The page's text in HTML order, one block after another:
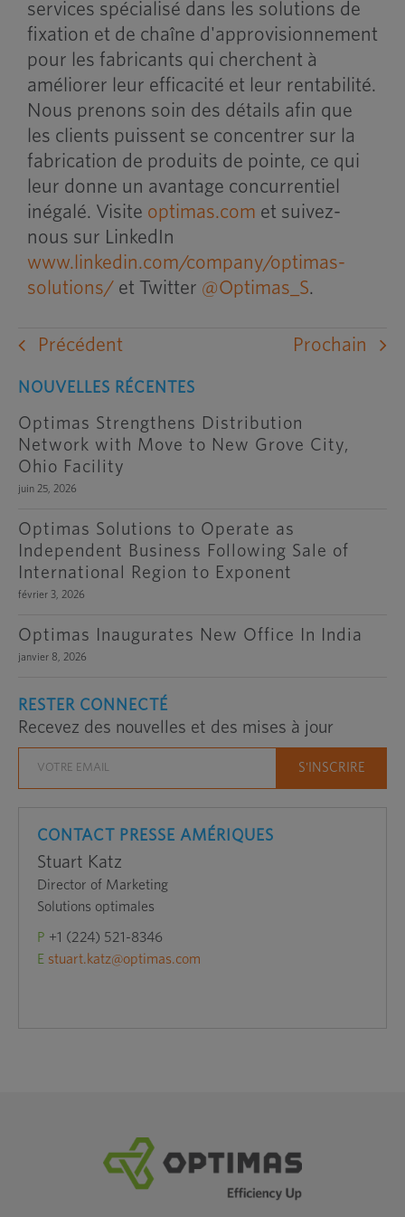
services spécialisé dans les solutions de
fixation et de chaîne d'approvisionnement
pour les fabricants qui cherchent à
améliorer leur efficacité et leur rentabilité.
Nous prenons soin des détails afin que
les clients puissent se concentrer sur la
fabrication de produits de pointe, ce qui
leur donne un avantage concurrentiel
inégalé. Visite optimas.com et suivez-
nous sur LinkedIn
www.linkedin.com/company/optimas-
solutions/et Twitter @Optimas_S.
Précédent Prochain
NOUVELLES RÉCENTES
Optimas Strengthens Distribution
Network with Move to New Grove City,
Ohio Facility
juin 25, 2026
Optimas Solutions to Operate as
Independent Business Following Sale of
International Region to Exponent
février 3, 2026
Optimas Inaugurates New Office In India
janvier 8, 2026
RESTER CONNECTÉ
Recevez des nouvelles et des mises à jour
CONTACT PRESSE AMÉRIQUES
Stuart Katz
Director of Marketing
Solutions optimales
P +1 (224) 521-8346
E stuart.katz@optimas.com